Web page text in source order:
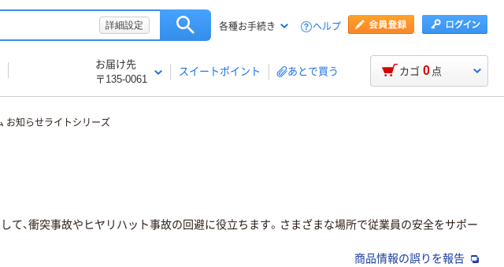
詳細設定 各種お手続き ヘルプ
お届け先
〒135-0061
スイートポイント あとで買う カゴ 0 点
お知らせライトシリーズ
て、衝突事故やヒヤリハット事故の回避に役立ちます。さまざまな場所で従業員の安全をサポー
商品情報の誤りを報告